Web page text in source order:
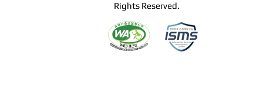
Rights Reserved.